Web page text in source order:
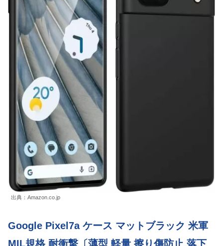
出典：Amazon.co.jp
Google Pixel7a ケース マットブラック 米軍
MIL規格 耐衝撃〔薄型 軽量 擦り傷防止 落下